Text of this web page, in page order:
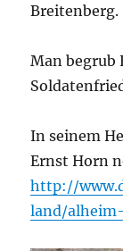
Breitenberg.
Man begrub
In seinem
Ernst Horn
http://
land/